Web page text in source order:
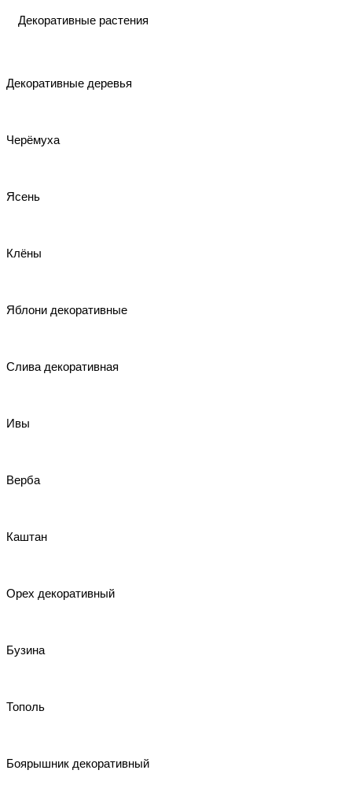
Декоративные растения
Декоративные деревья
Черёмуха
Ясень
Клёны
Яблони декоративные
Слива декоративная
Ивы
Верба
Каштан
Орех декоративный
Бузина
Тополь
Боярышник декоративный